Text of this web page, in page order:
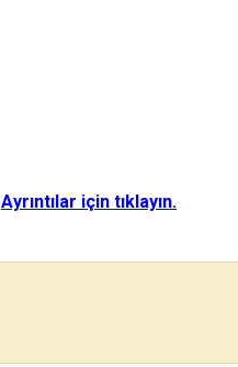
Ayrıntılar için tıklayın.